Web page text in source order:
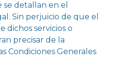
detallan en el
Sin perjuicio de que el
dichos servicios o
precisar de la
Condiciones Generales